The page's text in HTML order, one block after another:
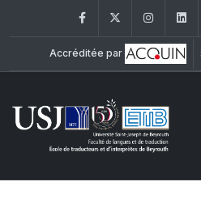
FacebookTwitter
Accréditée par